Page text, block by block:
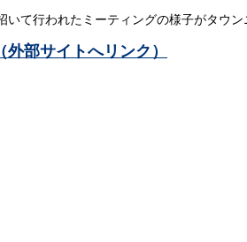
いて行われたミーティングの様子がタウン
外部サイトへリンク）